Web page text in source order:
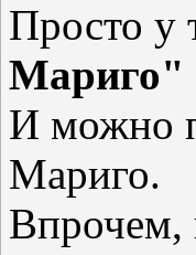
Просто у
Мариго"
И можно
Мариго.
Впрочем,